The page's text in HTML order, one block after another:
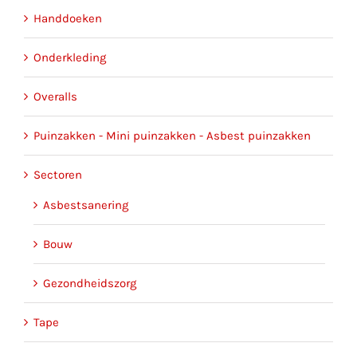
Handdoeken
Onderkleding
Overalls
Puinzakken - Mini puinzakken - Asbest puinzakken
Sectoren
Asbestsanering
Bouw
Gezondheidszorg
Tape